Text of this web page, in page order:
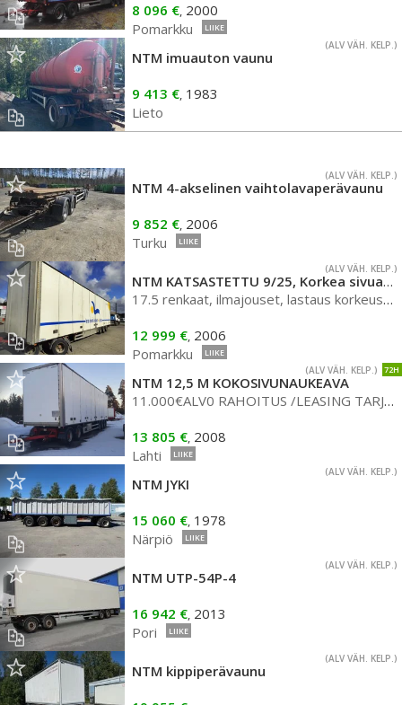
8 096 €, 2000
Pomarkku
LIIKE
(ALV VÄH. KELP.)
NTM imuauton vaunu
9 413 €, 1983
Lieto
(ALV VÄH. KELP.)
NTM 4-akselinen vaihtolavaperävaunu
9 852 €, 2006
Turku
LIIKE
(ALV VÄH. KELP.)
NTM KATSASTETTU 9/25, Korkea sivuaukeava kaappi, matala alusta
17.5 renkaat, ilmajouset, lastaus korkeus noin 95 cm
12 999 €, 2006
Pomarkku
LIIKE
72H
(ALV VÄH. KELP.)
NTM 12,5 M KOKOSIVUNAUKEAVA
11.000€ALV0 RAHOITUS /LEASING TARJOLLA* WALKING FLOOR * SIISTI VÄHÄN VEDETTY KÄRRY
13 805 €, 2008
Lahti
LIIKE
(ALV VÄH. KELP.)
NTM JYKI
15 060 €, 1978
Närpiö
LIIKE
(ALV VÄH. KELP.)
NTM UTP-54P-4
16 942 €, 2013
Pori
LIIKE
(ALV VÄH. KELP.)
NTM kippiperävaunu